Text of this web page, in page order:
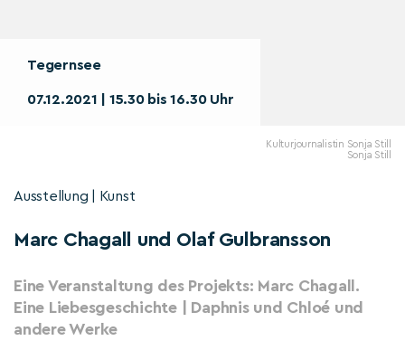
Tegernsee
07.12.2021 | 15.30 bis 16.30 Uhr
Kulturjournalistin Sonja Still
Sonja Still
Ausstellung | Kunst
Marc Chagall und Olaf Gulbransson
Eine Veranstaltung des Projekts: Marc Chagall.
Eine Liebesgeschichte | Daphnis und Chloé und
andere Werke